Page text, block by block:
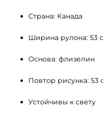
Страна: Канада
Ширина рулона: 53
Основа: флизелин
Повтор рисунка: 53
Устойчивы к свету